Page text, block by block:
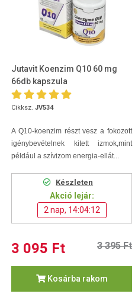
Jutavit Koenzim Q10 60 mg
66db kapszula
Cikksz. JV534
A Q10-koenzim részt vesz a fokozott
igénybevételnek kitett izmok,mint
például a szívizom energia-ellát...
Készleten
Akció lejár:
2 nap, 14:04:11
3 095 Ft 3 395 Ft
Kosárba rakom